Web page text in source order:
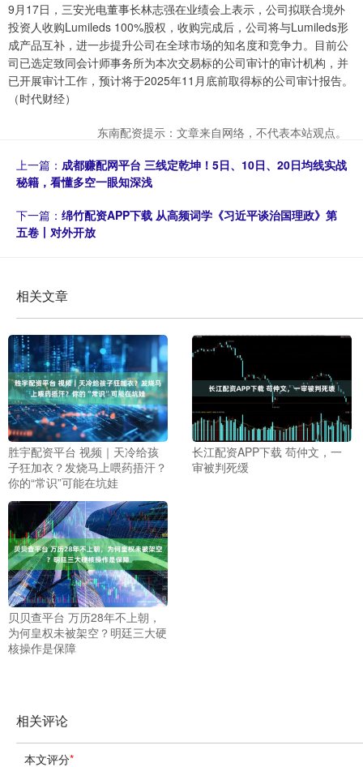
9月17日，三安光电董事长林志强在业绩会上表示，公司拟联合境外
投资人收购Lumileds 100%股权，收购完成后，公司将与Lumileds形
成产品互补，进一步提升公司在全球市场的知名度和竞争力。目前公
司已选定致同会计师事务所为本次交易标的公司审计的审计机构，并
已开展审计工作，预计将于2025年11月底前取得标的公司审计报告。
（时代财经）
东南配资提示：文章来自网络，不代表本站观点。
上一篇： 成都赚配网平台 三线定乾坤！5日、10日、20日均线实战
秘籍，看懂多空一眼知深浅
下一篇： 绵竹配资APP下载 从高频词学《习近平谈治国理政》第
五卷丨对外开放
相关文章
胜宇配资平台 视频｜天冷给孩
子狂加衣？发烧马上喂药捂汗？
你的“常识”可能在坑娃
长江配资APP下载 苟仲文，一
审被判死缓
贝贝查平台 万历28年不上朝，
为何皇权未被架空？明廷三大硬
核操作是保障
相关评论
本文评分*